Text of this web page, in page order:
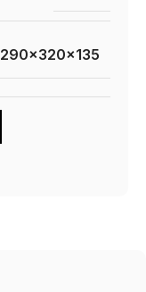
290x320x135